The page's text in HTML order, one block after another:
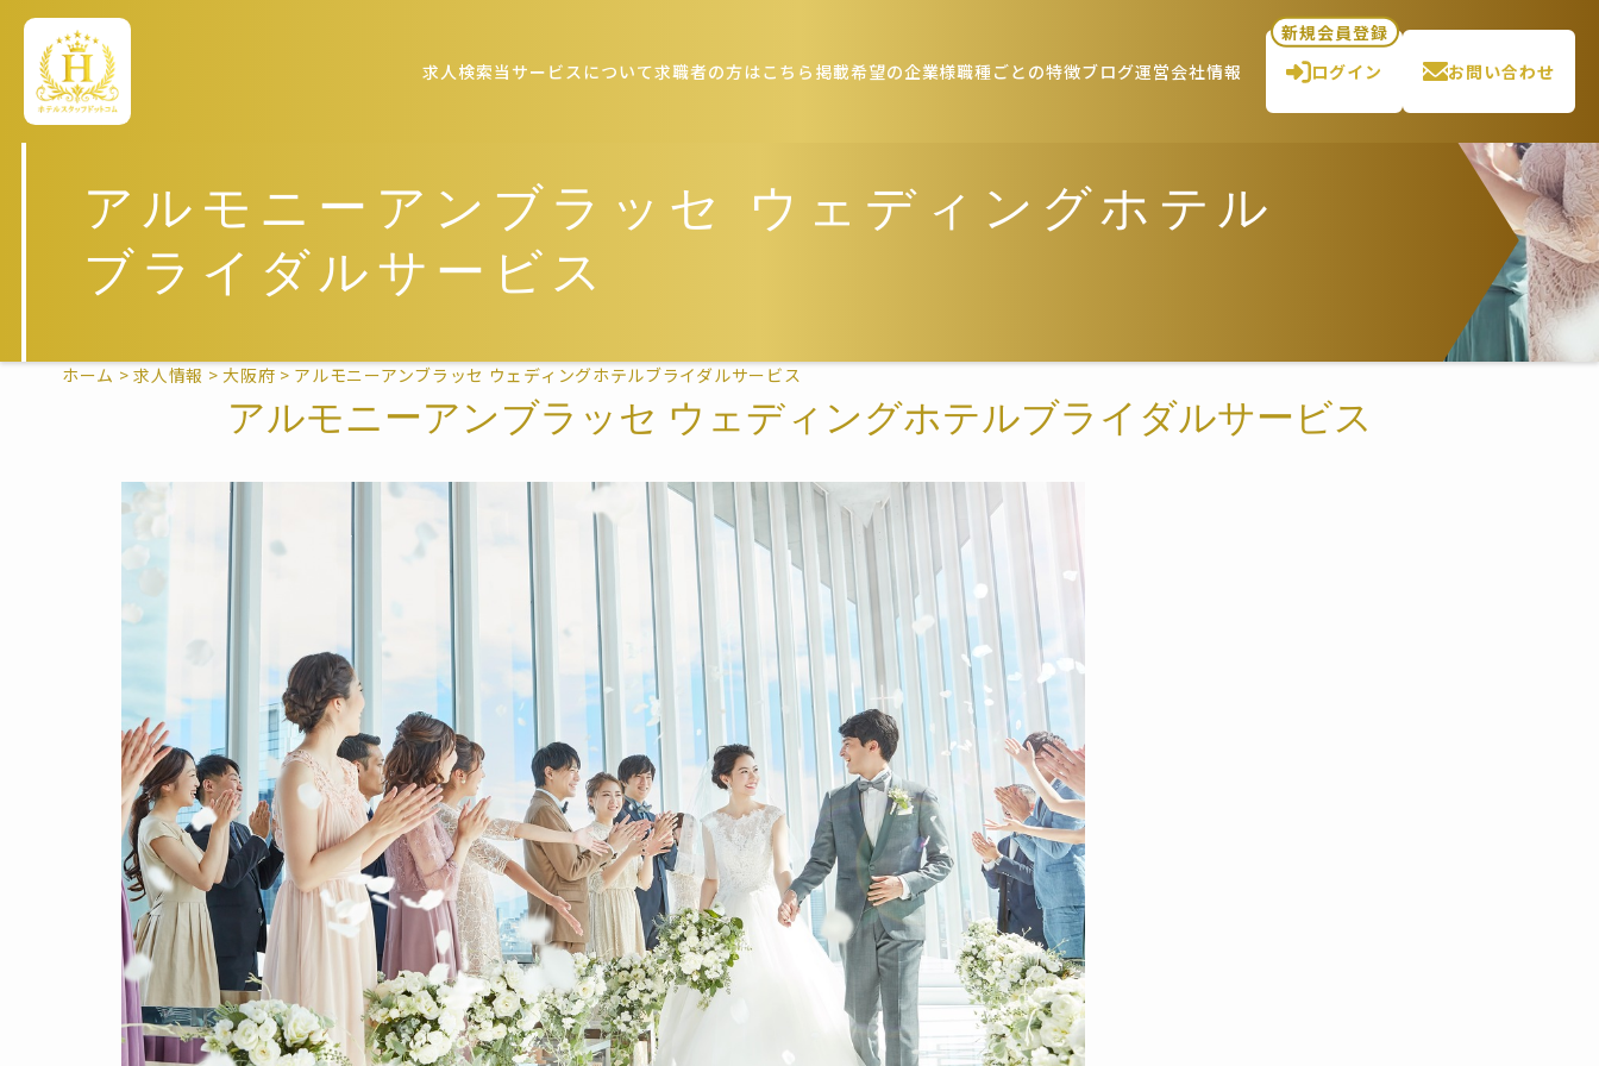
求人検索当サービスについて求職者の方はこちら 掲載希望の企業様職種ごとの特徴ブログ運営会社情報
新規会員登録
ログイン
お問い合わせ
アルモニーアンブラッセ ウェディングホテル
ブライダルサービス
ホーム >求人情報 >大阪府 > アルモニーアンブラッセ ウェディングホテルブライダルサービス
アルモニーアンブラッセ ウェディングホテルブライダルサービス